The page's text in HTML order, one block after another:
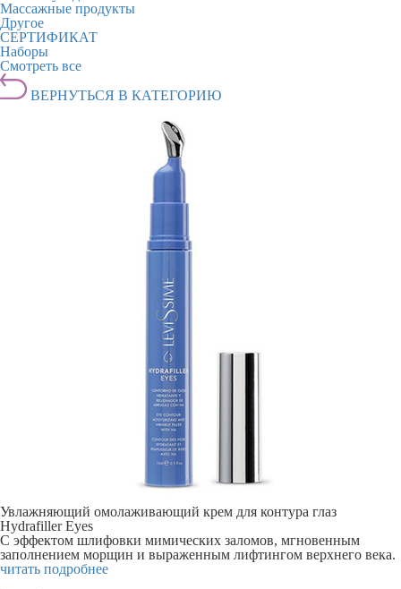
Массажные продукты
Другое
СЕРТИФИКАТ
Наборы
Смотреть все
ВЕРНУТЬСЯ В КАТЕГОРИЮ
Увлажняющий омолаживающий крем для контура глаз
Hydrafiller Eyes
С эффектом шлифовки мимических заломов, мгновенным
заполнением морщин и выраженным лифтингом верхнего века.
читать подробнее